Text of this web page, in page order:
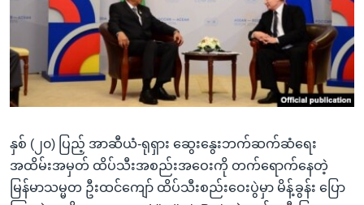
အ
စာမျက်နှာ
ကျော်
ရန်
ရှာဖွေ
ရန်
သုတပဒေသာ အင်္ဂလိပ်စာ
Learning English
ဗွီအိုအေ လူမှုကွန်ယက်များ
ဘာသာစကားများ
နှစ် (၂၀) ပြည့် အာဆီယံ-ရုရှား ဆွေးနွေးဘက်ဆက်ဆံရေး
အထိမ်းအမှတ် ထိပ်သီးအစည်းအဝေးကို တက်ရောက်နေတဲ့
မြန်မာသမ္မတ ဦးထင်ကျော် ထိပ်သီးစည်းဝေးပွဲမှာ မိန့်ခွန်း ပြော